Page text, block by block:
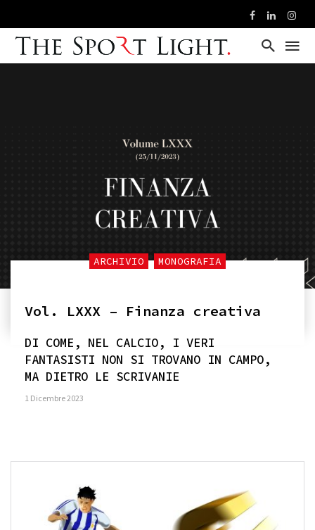
ARCHIVIO MONOGRAFIA
Vol. LXXX – Finanza creativa
DI COME, NEL CALCIO, I VERI
FANTASISTI NON SI TROVANO IN CAMPO,
MA DIETRO LE SCRIVANIE
1 Dicembre 2023